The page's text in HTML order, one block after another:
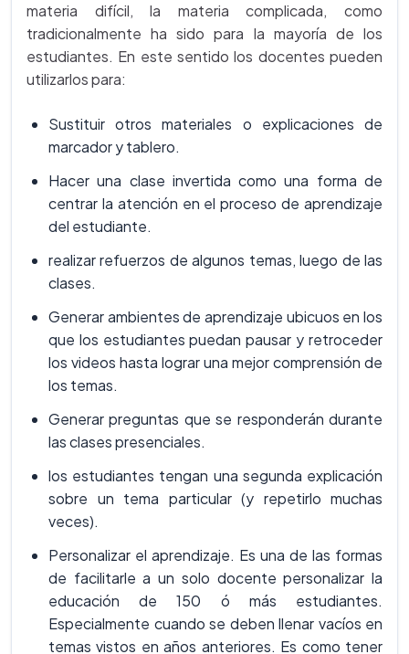
materia difícil, la materia complicada, como
tradicionalmente ha sido para la mayoría de los
estudiantes. En este sentido los docentes pueden
utilizarlos para:
Sustituir otros materiales o explicaciones de
marcador y tablero.
Hacer una clase invertida como una forma de
centrar la atención en el proceso de aprendizaje
del estudiante.
realizar refuerzos de algunos temas, luego de las
clases.
Generar ambientes de aprendizaje ubicuos en los
que los estudiantes puedan pausar y retroceder
los videos hasta lograr una mejor comprensión de
los temas.
Generar preguntas que se responderán durante
las clases presenciales.
los estudiantes tengan una segunda explicación
sobre un tema particular (y repetirlo muchas
veces).
Personalizar el aprendizaje. Es una de las formas
de facilitarle a un solo docente personalizar la
educación de 150 ó más estudiantes.
Especialmente cuando se deben llenar vacíos en
temas vistos en años anteriores. Es como tener